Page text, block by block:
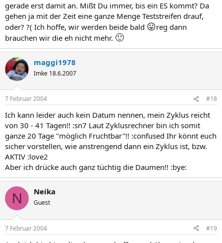
gerade erst damit an. Mißt Du immer, bis ein ES kommt? Da
gehen ja mit der Zeit eine ganze Menge Teststreifen drauf,
oder? ?( Ich hoffe, wir werden beide bald 😛reg dann
brauchen wir die eh nicht mehr. 🙂
maggi1978
Imke 18.6.2007
7 Februar 2004 #18
Ich kann leider auch kein Datum nennen, mein Zyklus reicht
von 30 - 41 Tagen!! :sn7 Laut Zyklusrechner bin ich somit
ganze 20 Tage "möglich Fruchtbar"!! :confused Ihr könnt euch
sicher vorstellen, wie anstrengend dann ein Zyklus ist, bzw.
AKTIV :love2
Aber ich drücke auch ganz tüchtig die Daumen!! :bye:
N Neika
Guest
7 Februar 2004 #19